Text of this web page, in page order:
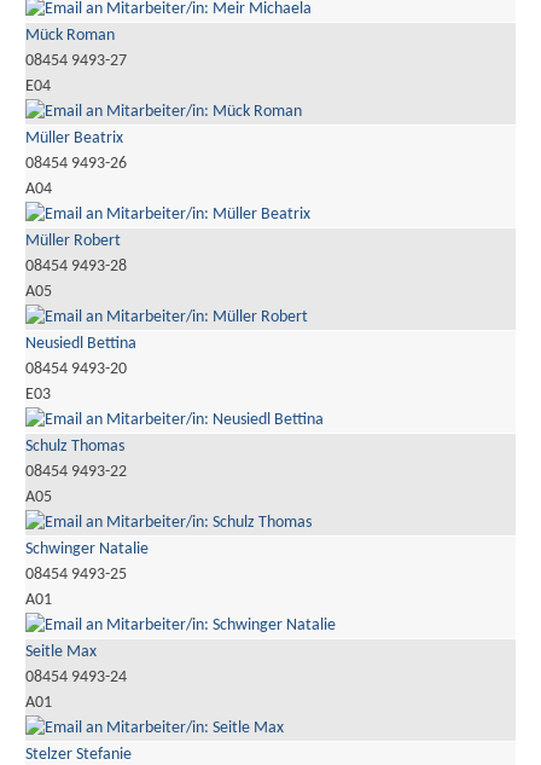
Mück Roman
08454 9493-27
E04
Müller Beatrix
08454 9493-26
A04
Müller Robert
08454 9493-28
A05
Neusiedl Bettina
08454 9493-20
E03
Schulz Thomas
08454 9493-22
A05
Schwinger Natalie
08454 9493-25
A01
Seitle Max
08454 9493-24
A01
Stelzer Stefanie